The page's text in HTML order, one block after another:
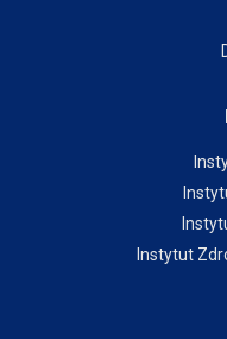
Instytut